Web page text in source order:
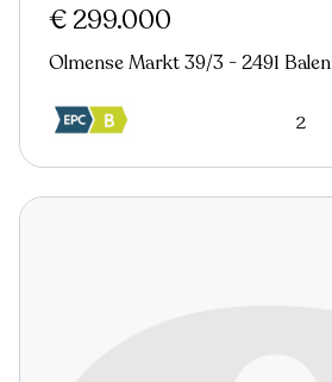
€ 299.000
Olmense Markt 39/3 - 2491 Balen
2